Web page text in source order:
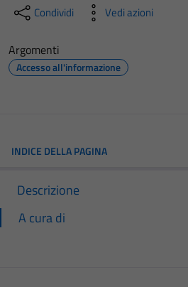
Condividi Vedi azioni
Argomenti
Accesso all'informazione
INDICE DELLA PAGINA
Descrizione
A cura di